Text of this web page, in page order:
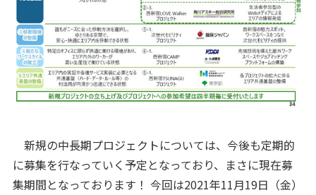
新規の中長期プロジェクトについては、今後も定期的
に募集を行なっていく予定となっており、まさに現在募
集期間となっております！ 今回は2021年11月19日（金）